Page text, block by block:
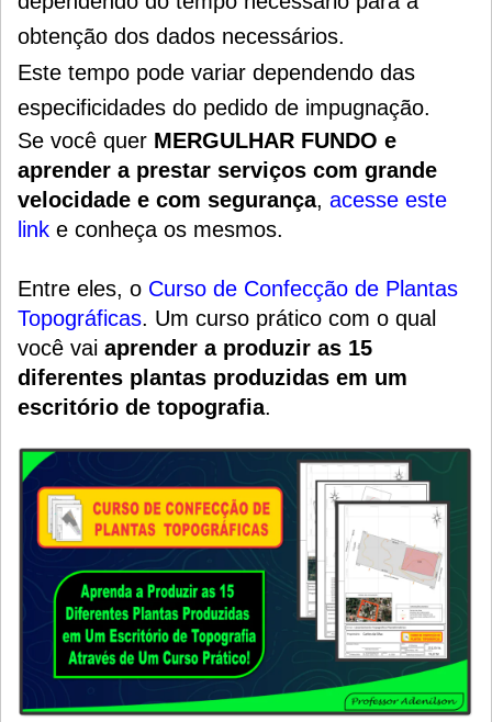
obtenção dos dados necessários.
Este tempo pode variar dependendo das
especificidades do pedido de impugnação.
Se você quer MERGULHAR FUNDO e
aprender a prestar serviços com grande
velocidade e com segurança, acesse este
link e conheça os mesmos.
Entre eles, o Curso de Confecção de Plantas
Topográficas. Um curso prático com o qual
você vai aprender a produzir as 15
diferentes plantas produzidas em um
escritório de topografia.